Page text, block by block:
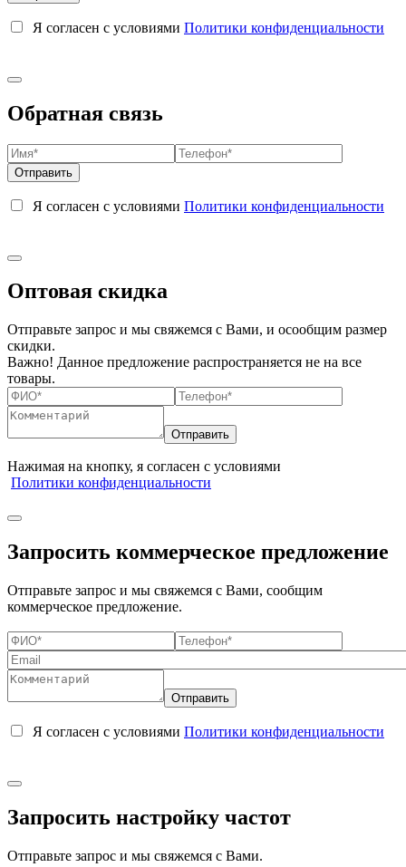
Я согласен с условиями Политики конфиденциальности
Обратная связь
Я согласен с условиями Политики конфиденциальности
Оптовая скидка
Отправьте запрос и мы свяжемся с Вами, и осообщим размер
скидки.
Важно! Данное предложение распространяется не на все
товары.
Нажимая на кнопку, я согласен с условиями
Политики конфиденциальности
Запросить коммерческое предложение
Отправьте запрос и мы свяжемся с Вами, сообщим
коммерческое предложение.
Я согласен с условиями Политики конфиденциальности
Запросить настройку частот
Отправьте запрос и мы свяжемся с Вами.